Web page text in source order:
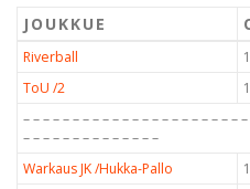
JOUKKUE
Riverball
ToU /2
– – – – – – – – – – – – – – – – – – – – – –
– – – – – – – – – – – – – –
Warkaus JK /Hukka-Pallo